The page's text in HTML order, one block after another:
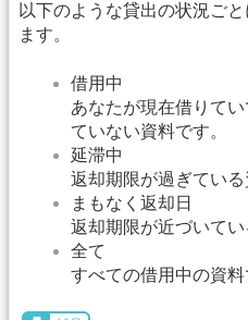
以下のような貸出の状況ご
ます。
借用中
あなたが現在借りて
ていない資料です。
延滞中
返却期限が過ぎている
まもなく返却日
返却期限が近づいてい
全て
すべての借用中の資料